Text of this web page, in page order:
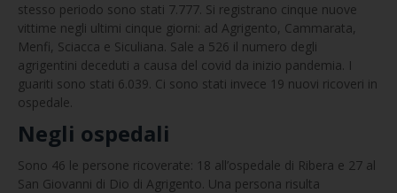
stesso periodo sono stati 7.777. Si registrano cinque nuove
vittime negli ultimi cinque giorni: ad Agrigento, Cammarata,
Menfi, Sciacca e Siculiana. Sale a 526 il numero degli
agrigentini deceduti a causa del covid da inizio pandemia. I
guariti sono stati 6.039. Ci sono stati invece 19 nuovi ricoveri in
ospedale.
Negli ospedali
Sono 46 le persone ricoverate: 18 all’ospedale di Ribera e 27 al
San Giovanni di Dio di Agrigento. Una persona risulta